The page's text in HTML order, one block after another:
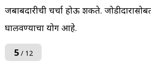
जबाबदारीची चर्चा होऊ शकते.
घालवण्याचा योग आहे.
5/ 12